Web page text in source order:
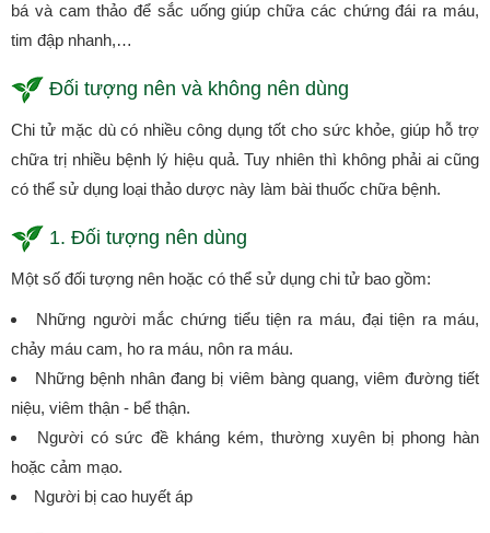
bá và cam thảo để sắc uống giúp chữa các chứng đái ra máu,
tim đập nhanh,…
Đối tượng nên và không nên dùng
Chi tử mặc dù có nhiều công dụng tốt cho sức khỏe, giúp hỗ trợ
chữa trị nhiều bệnh lý hiệu quả. Tuy nhiên thì không phải ai cũng
có thể sử dụng loại thảo dược này làm bài thuốc chữa bệnh.
1. Đối tượng nên dùng
Một số đối tượng nên hoặc có thể sử dụng chi tử bao gồm:
Những người mắc chứng tiểu tiện ra máu, đại tiện ra máu,
chảy máu cam, ho ra máu, nôn ra máu.
Những bệnh nhân đang bị viêm bàng quang, viêm đường tiết
niệu, viêm thận - bể thận.
Người có sức đề kháng kém, thường xuyên bị phong hàn
hoặc cảm mạo.
Người bị cao huyết áp